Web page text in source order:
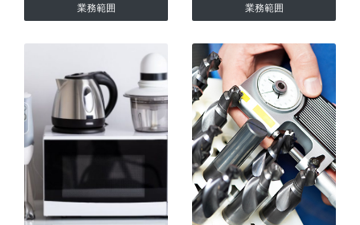
業務範囲 業務範囲